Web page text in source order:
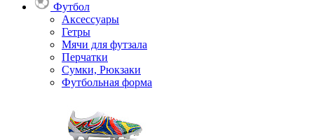
Футбол
Аксессуары
Гетры
Мячи для футзала
Перчатки
Сумки, Рюкзаки
Футбольная форма